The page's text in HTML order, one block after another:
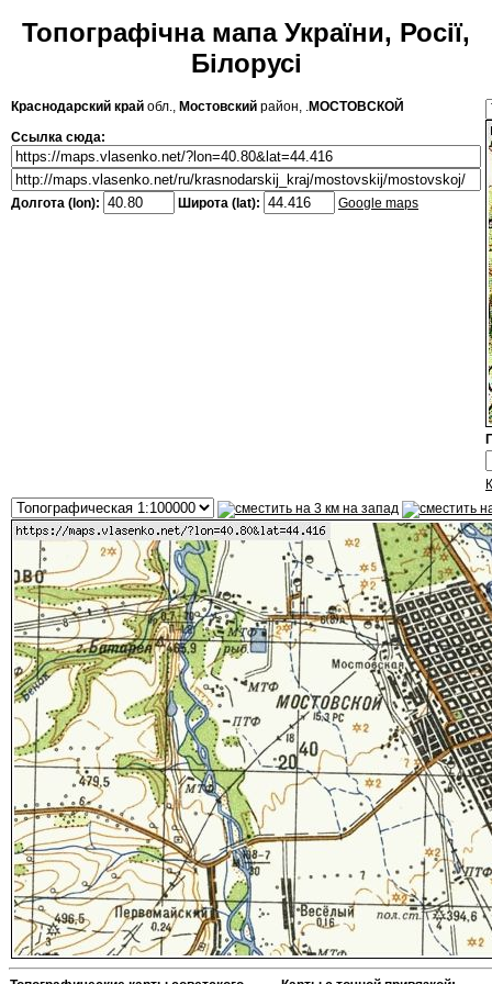
Топографічна мапа України, Росії,
Білорусі
Краснодарский край обл., Мостовский район, .МОСТОВСКОЙ
Ссылка сюда:
Долгота (lon): Широта (lat): Google maps